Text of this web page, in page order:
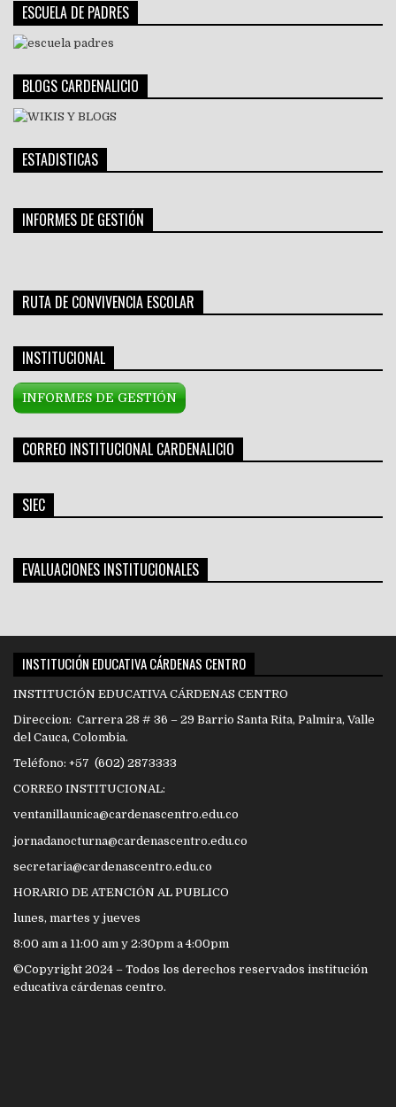
ESCUELA DE PADRES
BLOGS CARDENALICIO
ESTADISTICAS
INFORMES DE GESTIÓN
RUTA DE CONVIVENCIA ESCOLAR
INSTITUCIONAL
INFORMES DE GESTIÓN
CORREO INSTITUCIONAL CARDENALICIO
SIEC
EVALUACIONES INSTITUCIONALES
INSTITUCIÓN EDUCATIVA CÁRDENAS CENTRO
INSTITUCIÓN EDUCATIVA CÁRDENAS CENTRO
Direccion: Carrera 28 # 36 – 29 Barrio Santa Rita, Palmira, Valle
del Cauca, Colombia.
Teléfono: +57 (602) 2873333
CORREO INSTITUCIONAL:
ventanillaunica@cardenascentro.edu.co
jornadanocturna@cardenascentro.edu.co
secretaria@cardenascentro.edu.co
HORARIO DE ATENCIÓN AL PUBLICO
lunes, martes y jueves
8:00 am a 11:00 am y 2:30pm a 4:00pm
©Copyright 2024 – Todos los derechos reservados institución
educativa cárdenas centro.